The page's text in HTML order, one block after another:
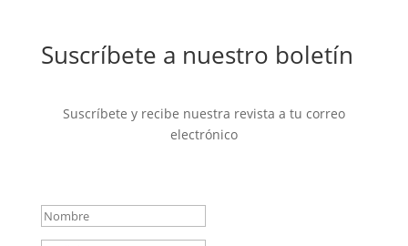
Suscríbete a nuestro boletín
Suscríbete y recibe nuestra revista a tu correo
electrónico